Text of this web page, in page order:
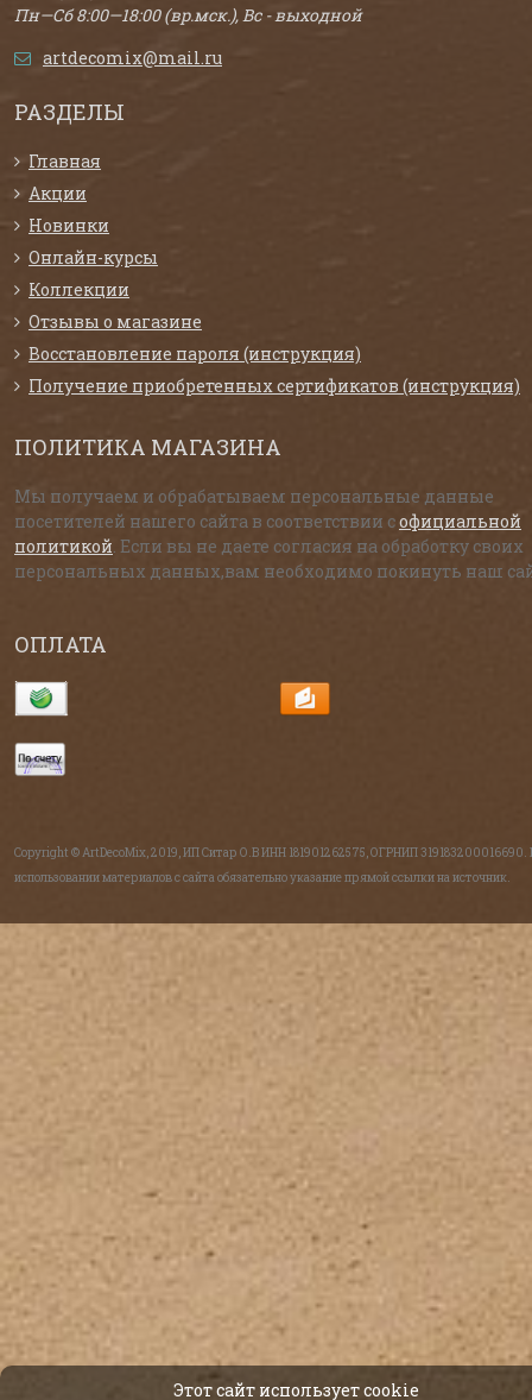
Пн—Сб 8:00—18:00 (вр.мск.), Вс - выходной
artdecomix@mail.ru
РАЗДЕЛЫ
Главная
Акции
Новинки
Онлайн-курсы
Коллекции
Отзывы о магазине
Восстановление пароля (инструкция)
Получение приобретенных сертификатов (инструкция)
ПОЛИТИКА МАГАЗИНА
Мы получаем и обрабатываем персональные данные
посетителей нашего сайта в соответствии софициальной
политикой . Если вы не даете согласия на обработку своих
персональных данных,вам необходимо покинуть наш
ОПЛАТА
Copyright © ArtDecoMix, 2019, ИП Ситар О.В ИНН 181901262575, ОГРНИП 319183200016690.
использовании материалов с сайта обязательно указание прямой ссылки на источник.
Этот сайт использует cookie